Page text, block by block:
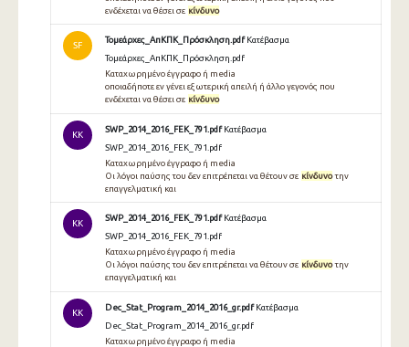
ενδέχεται να θέσει σε κίνδυνο
SF
Τομεάρχες_ΑπΚΠΚ_Πρόσκληση.pdf Κατέβασμα
Τομεάρχες_ΑπΚΠΚ_Πρόσκληση.pdf
Καταχωρημένο έγγραφο ή media
οποιαδήποτε εν γένει εξωτερική απειλή ή άλλο γεγονός που
ενδέχεται να θέσει σε κίνδυνο
KK
SWP_2014_2016_FEK_791.pdf Κατέβασμα
SWP_2014_2016_FEK_791.pdf
Καταχωρημένο έγγραφο ή media
Οι λόγοι παύσης του δεν επιτρέπεται να θέτουν σε κίνδυνοτην
επαγγελματική και
KK
SWP_2014_2016_FEK_791.pdf Κατέβασμα
SWP_2014_2016_FEK_791.pdf
Καταχωρημένο έγγραφο ή media
Οι λόγοι παύσης του δεν επιτρέπεται να θέτουν σε κίνδυνοτην
επαγγελματική και
KK
Dec_Stat_Program_2014_2016_gr.pdf Κατέβασμα
Dec_Stat_Program_2014_2016_gr.pdf
Καταχωρημένο έγγραφο ή media